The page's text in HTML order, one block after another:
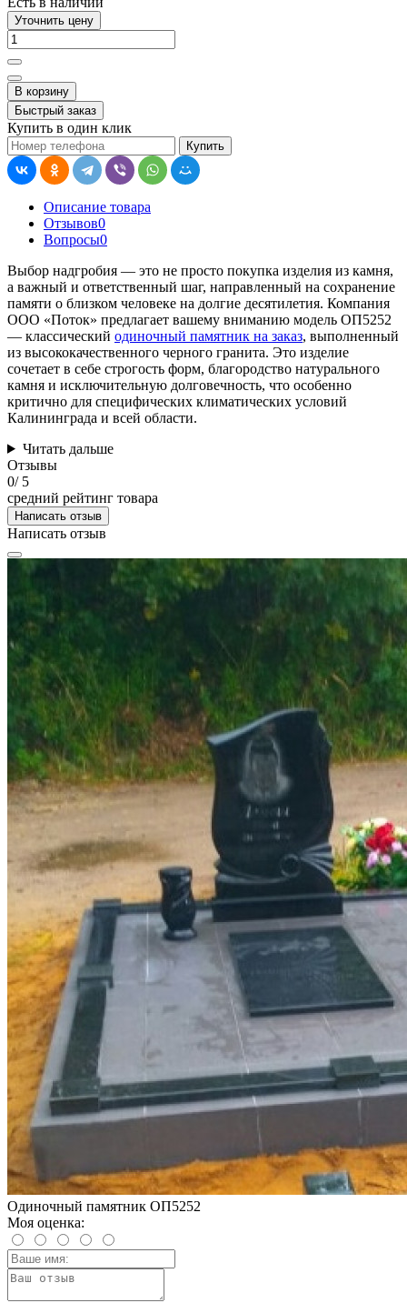
Уточнить цену
В корзину
Быстрый заказ
Купить в один клик
Купить
Описание товара
Отзывов0
Вопросы0
Выбор надгробия — это не просто покупка изделия из камня,
а важный и ответственный шаг, направленный на сохранение
памяти о близком человеке на долгие десятилетия. Компания
ООО «Поток» предлагает вашему вниманию модель ОП5252
— классический одиночный памятник на заказ, выполненный
из высококачественного черного гранита. Это изделие
сочетает в себе строгость форм, благородство натурального
камня и исключительную долговечность, что особенно
критично для специфических климатических условий
Калининграда и всей области.
Читать дальше
Отзывы
0/ 5
средний рейтинг товара
Написать отзыв
Написать отзыв
Одиночный памятник ОП5252
Моя оценка: